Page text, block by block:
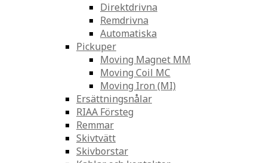
Direktdrivna
Remdrivna
Automatiska
Pickuper
Moving Magnet MM
Moving Coil MC
Moving Iron (MI)
Ersättningsnålar
RIAA Försteg
Remmar
Skivtvätt
Skivborstar